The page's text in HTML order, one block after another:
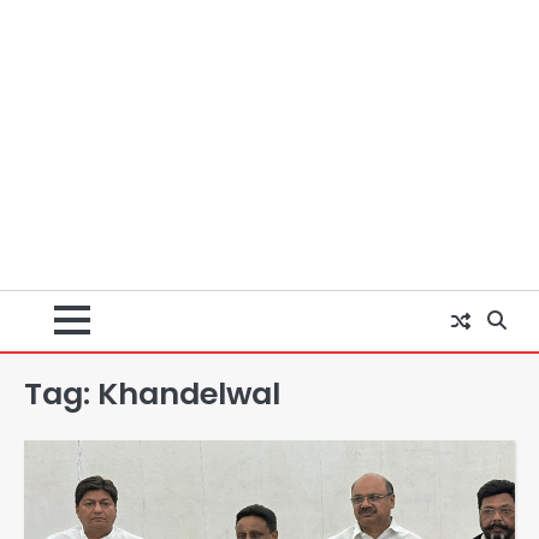
Tag: Khandelwal
2
रनवे पर ट्रेनी विमान क्रैश, जांच शुरू